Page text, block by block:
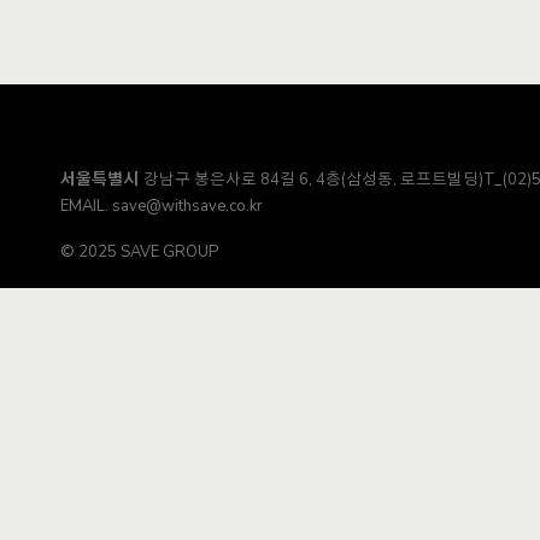
서울특별시 강남구 봉은사로 84길 6, 4층(삼성동, 로프트빌딩)
EMAIL. save@withsave.co.kr
© 2025 SAVE GROUP